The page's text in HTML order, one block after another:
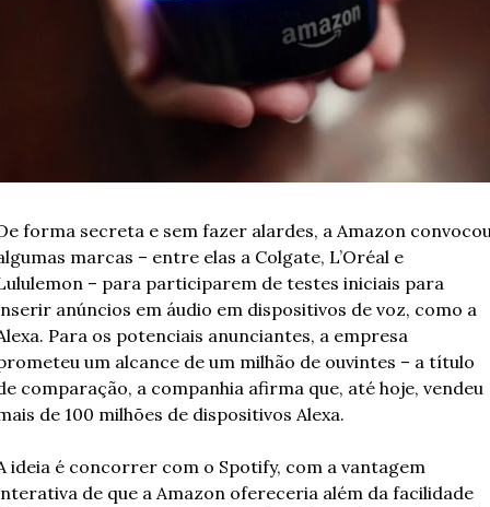
forma secreta e sem fazer alardes, a Amazon
marcas – entre elas a Colgate, L’Oréal e
– para participarem de testes iniciais para
anúncios em áudio em dispositivos de voz, como a
Para os potenciais anunciantes, a empresa
um alcance de um milhão de ouvintes – a título
comparação, a companhia afirma que, até hoje, vendeu
de 100 milhões de dispositivos Alexa.
ideia é concorrer com o Spotify, com a vantagem
de que a Amazon ofereceria além da facilidade